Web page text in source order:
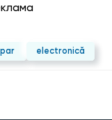
electronică